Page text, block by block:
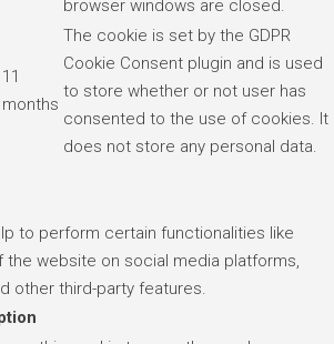
browser windows are closed.
11
months
The cookie is set by the GDPR
Cookie Consent plugin and is used
to store whether or not user has
consented to the use of cookies. It
does not store any personal data.
to perform certain functionalities like
the website on social media platforms,
other third-party features.